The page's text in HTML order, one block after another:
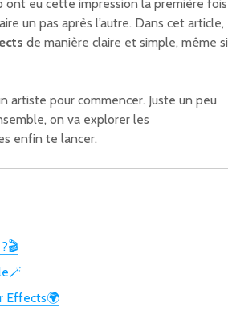
ont eu cette impression la première fois
un pas après l’autre. Dans cet article,
de manière claire et simple, même si
artiste pour commencer. Juste un peu
on va explorer les
enfin te lancer.
Effects🌍